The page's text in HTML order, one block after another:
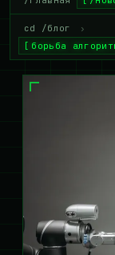
cd /блог
›
борьба